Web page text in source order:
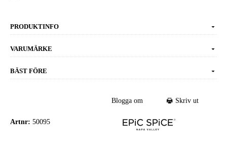
PRODUKTINFO
VARUMÄRKE
BÄST FÖRE
Blogga om Skriv ut
Artnr: 50095